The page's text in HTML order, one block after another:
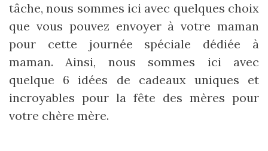
tâche, nous sommes ici avec quelques choix
que vous pouvez envoyer à votre maman
pour cette journée spéciale dédiée à
maman. Ainsi, nous sommes ici avec
quelque 6 idées de cadeaux uniques et
incroyables pour la fête des mères pour
votre chère mère.